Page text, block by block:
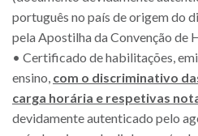
português no país de origem do
pela Apostilha da Convenção de
• Certificado de habilitações,
ensino, com o discriminativo
carga horária e respetivas
devidamente autenticado pelo